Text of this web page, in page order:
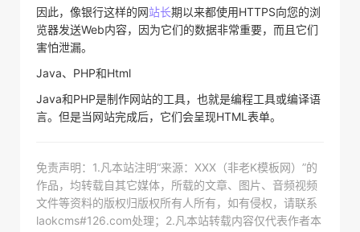
因此，像银行这样的网站长期以来都使用HTTPS向您的浏
览器发送Web内容，因为它们的数据非常重要，而且它们
害怕泄漏。
Java、PHP和Html
Java和PHP是制作网站的工具，也就是编程工具或编译语
言。但是当网站完成后，它们会呈现HTML表单。
免责声明：1.凡本站注明“来源：XXX（非老K模板网）”的
作品，均转载自其它媒体，所载的文章、图片、音频视频
文件等资料的版权归版权所有人所有，如有侵权，请联系
laokcms#126.com处理；2.凡本站转载内容仅代表作者本